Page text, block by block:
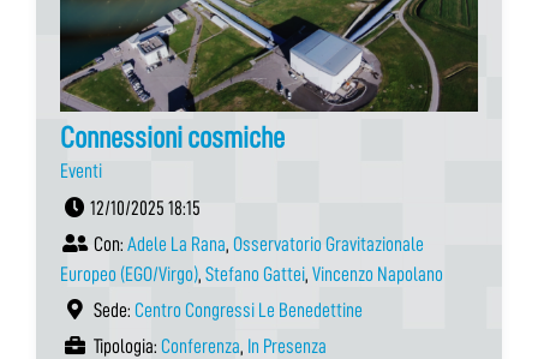
Connessioni cosmiche
Eventi
12/10/2025 18:15
Con: Adele La Rana, Osservatorio Gravitazionale
Europeo (EGO/Virgo), Stefano Gattei, Vincenzo Napolano
Sede: Centro Congressi Le Benedettine
Tipologia: Conferenza, In Presenza